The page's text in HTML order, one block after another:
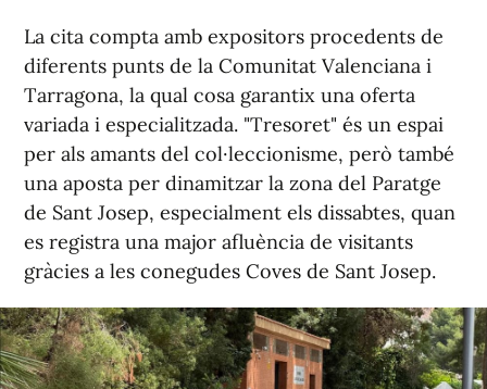
La cita compta amb expositors procedents de
diferents punts de la Comunitat Valenciana i
Tarragona, la qual cosa garantix una oferta
variada i especialitzada. "Tresoret" és un espai
per als amants del col·leccionisme, però també
una aposta per dinamitzar la zona del Paratge
de Sant Josep, especialment els dissabtes, quan
es registra una major afluència de visitants
gràcies a les conegudes Coves de Sant Josep.